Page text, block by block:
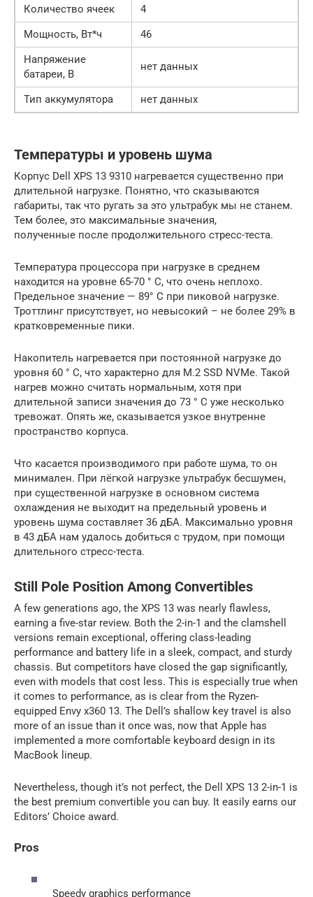
Количество ячеек
4
Мощность, Вт*ч
46
Напряжение
батареи, В
нет данных
Тип аккумулятора нет данных
Температуры и уровень шума
Корпус Dell XPS 13 9310 нагревается существенно при
длительной нагрузке. Понятно, что сказываются
габариты, так что ругать за это ультрабук мы не станем.
Тем более, это максимальные значения,
полученные после продолжительного стресс-теста.
Температура процессора при нагрузке в среднем
находится на уровне 65-70 ° C, что очень неплохо.
Предельное значение — 89° C при пиковой нагрузке.
Троттлинг присутствует, но невысокий – не более 29% в
кратковременные пики.
Накопитель нагревается при постоянной нагрузке до
уровня 60 ° C, что характерно для M.2 SSD NVMe. Такой
нагрев можно считать нормальным, хотя при
длительной записи значения до 73 ° C уже несколько
тревожат. Опять же, сказывается узкое внутренне
пространство корпуса.
Что касается производимого при работе шума, то он
минимален. При лёгкой нагрузке ультрабук бесшумен,
при существенной нагрузке в основном система
охлаждения не выходит на предельный уровень и
уровень шума составляет 36 дБА. Максимально уровня
в 43 дБА нам удалось добиться с трудом, при помощи
длительного стресс-теста.
Still Pole Position Among Convertibles
A few generations ago, the XPS 13 was nearly flawless,
earning a five-star review. Both the 2-in-1 and the clamshell
versions remain exceptional, offering class-leading
performance and battery life in a sleek, compact, and sturdy
chassis. But competitors have closed the gap significantly,
even with models that cost less. This is especially true when
it comes to performance, as is clear from the Ryzen-
equipped Envy x360 13. The Dell’s shallow key travel is also
more of an issue than it once was, now that Apple has
implemented a more comfortable keyboard design in its
MacBook lineup.
Nevertheless, though it’s not perfect, the Dell XPS 13 2-in-1 is
the best premium convertible you can buy. It easily earns our
Editors’ Choice award.
Pros
Speedy graphics performance